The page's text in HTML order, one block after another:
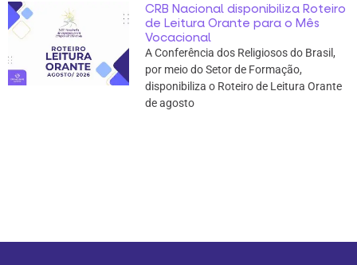
CRB Nacional disponibiliza Roteiro
de Leitura Orante para o Mês
Vocacional
A Conferência dos Religiosos do Brasil,
por meio do Setor de Formação,
disponibiliza o Roteiro de Leitura Orante
de agosto